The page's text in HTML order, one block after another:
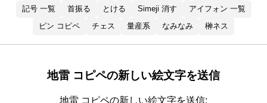
記号 一覧
首振る とける Simeji 消す
アイフォン 一覧
ピン コピペ
チェス 量産系 なみなみ 榊ネス
地雷 コピペの新しい絵文字を送信
地雷 コピペの新しい絵文字を送信: